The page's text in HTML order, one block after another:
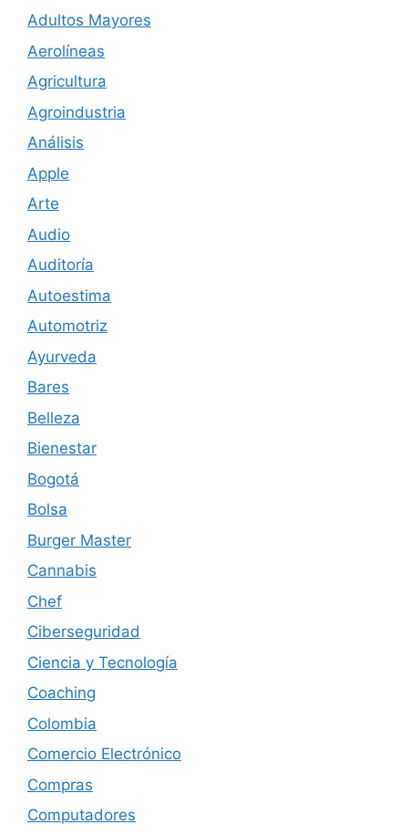
Adultos Mayores
Aerolíneas
Agricultura
Agroindustria
Análisis
Apple
Arte
Audio
Auditoría
Autoestima
Automotriz
Ayurveda
Bares
Belleza
Bienestar
Bogotá
Bolsa
Burger Master
Cannabis
Chef
Ciberseguridad
Ciencia y Tecnología
Coaching
Colombia
Comercio Electrónico
Compras
Computadores